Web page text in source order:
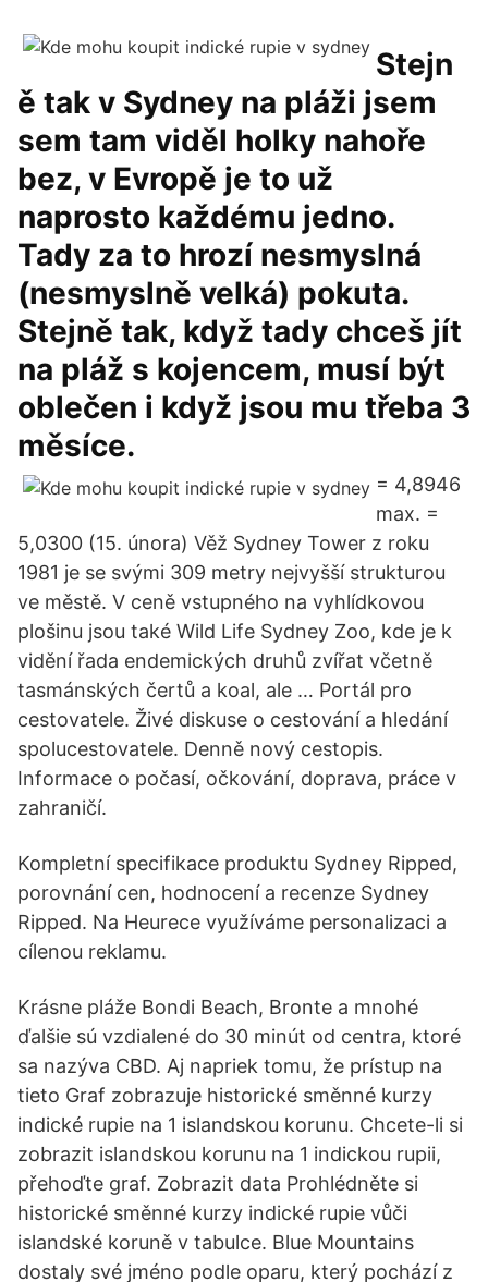
Stejn
ě tak v Sydney na pláži jsem
sem tam viděl holky nahoře
bez, v Evropě je to už
naprosto každému jedno.
Tady za to hrozí nesmyslná
(nesmyslně velká) pokuta.
Stejně tak, když tady chceš jít
na pláž s kojencem, musí být
oblečen i když jsou mu třeba 3
měsíce.
= 4,8946
max. =
5,0300 (15. února) Věž Sydney Tower z roku
1981 je se svými 309 metry nejvyšší strukturou
ve městě. V ceně vstupného na vyhlídkovou
plošinu jsou také Wild Life Sydney Zoo, kde je k
vidění řada endemických druhů zvířat včetně
tasmánských čertů a koal, ale … Portál pro
cestovatele. Živé diskuse o cestování a hledání
spolucestovatele. Denně nový cestopis.
Informace o počasí, očkování, doprava, práce v
zahraničí.
Kompletní specifikace produktu Sydney Ripped,
porovnání cen, hodnocení a recenze Sydney
Ripped. Na Heurece využíváme personalizaci a
cílenou reklamu.
Krásne pláže Bondi Beach, Bronte a mnohé
ďalšie sú vzdialené do 30 minút od centra, ktoré
sa nazýva CBD. Aj napriek tomu, že prístup na
tieto Graf zobrazuje historické směnné kurzy
indické rupie na 1 islandskou korunu. Chcete-li si
zobrazit islandskou korunu na 1 indickou rupii,
přehoďte graf. Zobrazit data Prohlédněte si
historické směnné kurzy indické rupie vůči
islandské koruně v tabulce. Blue Mountains
dostaly své jméno podle oparu, který pochází z